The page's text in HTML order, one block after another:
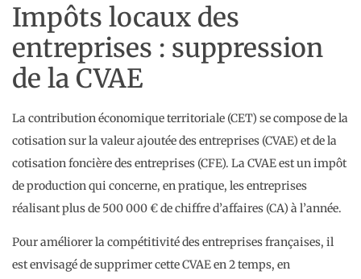
Impôts locaux des
entreprises : suppression
de la CVAE
La contribution économique territoriale (CET) se compose de la
cotisation sur la valeur ajoutée des entreprises (CVAE) et de la
cotisation foncière des entreprises (CFE). La CVAE est un impôt
de production qui concerne, en pratique, les entreprises
réalisant plus de 500 000 € de chiffre d’affaires (CA) à l’année.
Pour améliorer la compétitivité des entreprises françaises, il
est envisagé de supprimer cette CVAE en 2 temps, en